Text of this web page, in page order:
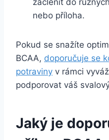
začlenit do
nebo příloha.
Pokud se snažíte
BCAA, doporučuje se
potraviny v rámci
podporovat váš
Jaký je